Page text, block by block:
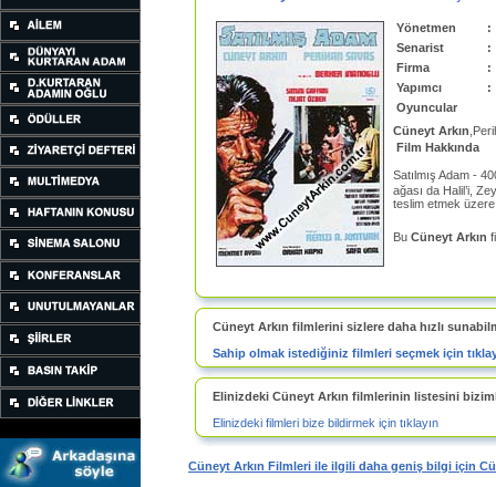
Yönetmen
:
Senarist
:
Firma
:
Yapımcı
:
Oyuncular
Cüneyt Arkın
Film Hakkında
Satılmış Adam -
ağası da Halil’i,
teslim etmek
Bu Cüneyt Arkın
Cüneyt Arkın filmlerini sizlere daha hızlı
Sahip olmak istediğiniz filmleri seçmek için
Elinizdeki Cüneyt Arkın filmlerinin listesini
Elinizdeki filmleri bize bildirmek için tıklayın
Cüneyt Arkın Filmleri ile ilgili daha geniş bilgi için